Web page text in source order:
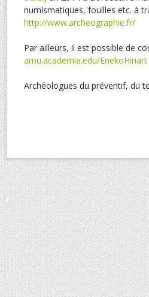
numismatiques, fouilles etc. à
http://www.archeographie.fr/
Par ailleurs, il est possible de
amu.academia.edu/EnekoHiriart
Archéologues du préventif, du